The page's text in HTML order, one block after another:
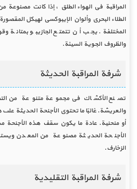
المراقبة في الهواء الطلق ، إذا كانت
الطلاء البحري وألوان الإيبوكسي لهيكل
المختلفة. يجب أن تتمتع الجازيبو بمتانة
والظروف الجوية السيئة.
شرفة المراقبة الحديثة
تصنع الأكشاك في مجموعة متنوعة من
والعريشة. غالبًا ما تحتوي الأجنحة الحديثة
أو منحنية. عادة ما يكون سقف هذه الأجنحة
الأجنحة الحديثة مصنوعة من المعدن
الزخارف.
شرفة المراقبة التقليدية